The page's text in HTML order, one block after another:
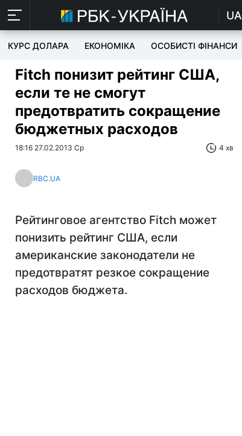
UA
КУРС ДОЛАРА ЕКОНОМІКА ОСОБИСТІ ФІНАНСИ
Fitch понизит рейтинг США,
если те не смогут
предотвратить сокращение
бюджетных расходов
18:16 27.02.2013 Ср 4 хв
RBC.UA
Рейтинговое агентство Fitch может
понизить рейтинг США, если
американские законодатели не
предотвратят резкое сокращение
расходов бюджета.